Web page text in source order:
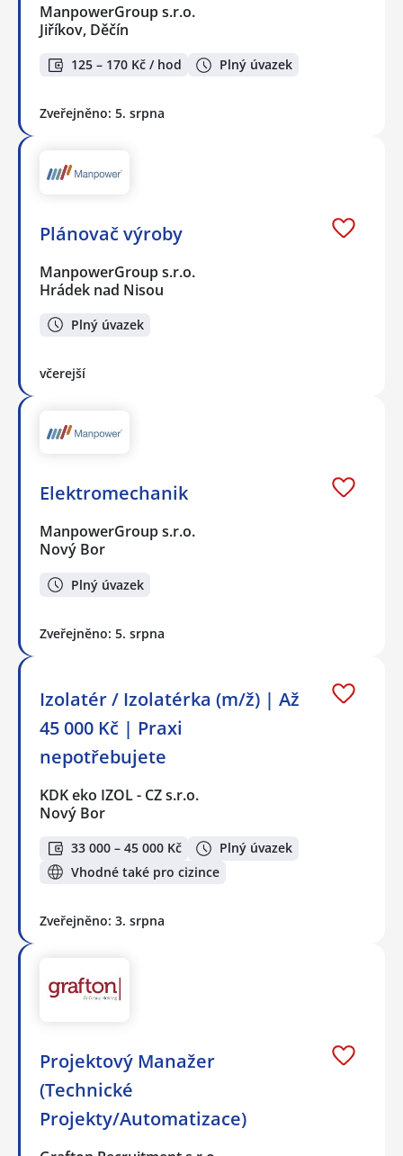
ManpowerGroup s.r.o.
Jiříkov, Děčín
125 – 170 Kč / hod Plný úvazek
Zveřejněno: 5. srpna
Plánovač výroby
ManpowerGroup s.r.o.
Hrádek nad Nisou
Plný úvazek
včerejší
Elektromechanik
ManpowerGroup s.r.o.
Nový Bor
Plný úvazek
Zveřejněno: 5. srpna
Izolatér / Izolatérka (m/ž) | Až
45 000 Kč | Praxi
nepotřebujete
KDK eko IZOL - CZ s.r.o.
Nový Bor
33 000 – 45 000 Kč
Plný úvazek
Vhodné také pro cizince
Zveřejněno: 3. srpna
Projektový Manažer
(Technické
Projekty/Automatizace)